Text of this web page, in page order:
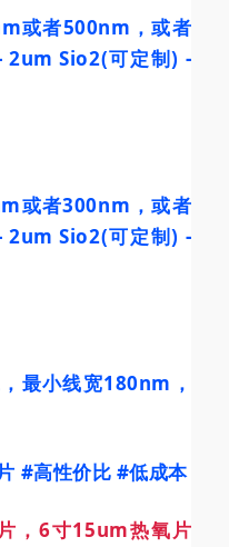
或者500nm，或者
2um Sio2(可定制) -
或者300nm，或者
2um Sio2(可定制) -
，最小线宽180nm，
#高性价比 #低成本
，6寸15um热氧片